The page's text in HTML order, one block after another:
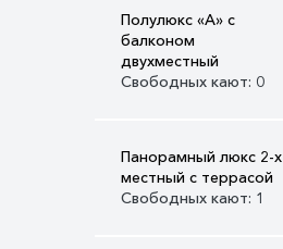
Полулюкс «А» с
балконом
двухместный
Свободных кают: 0
Панорамный люкс 2-х
местный с террасой
Свободных кают: 1